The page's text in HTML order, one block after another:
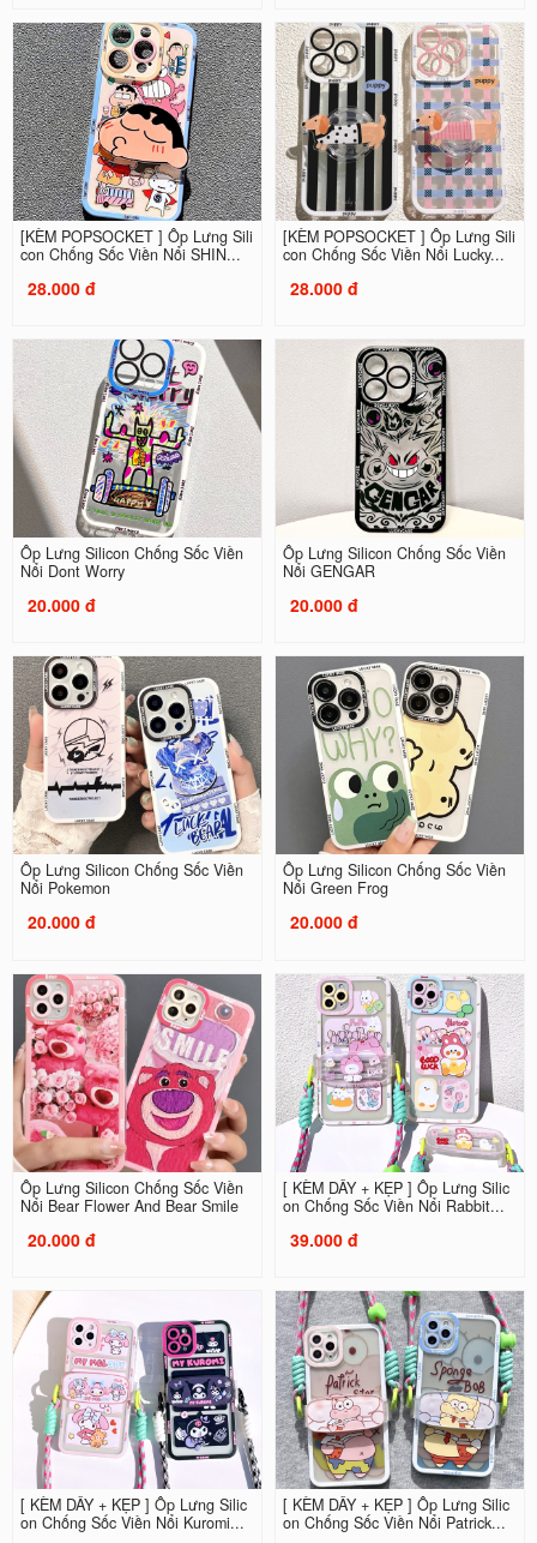
[KÈM POPSOCKET ] Ốp Lưng Sili
con Chống Sốc Viền Nổi SHIN...
28.000 đ
[KÈM POPSOCKET ] Ốp Lưng Sili
con Chống Sốc Viền Nổi Lucky...
28.000 đ
Ốp Lưng Silicon Chống Sốc Viền
Nổi Dont Worry
20.000 đ
Ốp Lưng Silicon Chống Sốc Viền
Nổi GENGAR
20.000 đ
Ốp Lưng Silicon Chống Sốc Viền
Nổi Pokemon
20.000 đ
Ốp Lưng Silicon Chống Sốc Viền
Nổi Green Frog
20.000 đ
Ốp Lưng Silicon Chống Sốc Viền
Nổi Bear Flower And Bear Smile
20.000 đ
[ KÈM DÂY + KẸP ] Ốp Lưng Silic
on Chống Sốc Viền Nổi Rabbit...
39.000 đ
[ KÈM DÂY + KẸP ] Ốp Lưng Silic
on Chống Sốc Viền Nổi Kuromi...
[ KÈM DÂY + KẸP ] Ốp Lưng Silic
on Chống Sốc Viền Nổi Patrick...